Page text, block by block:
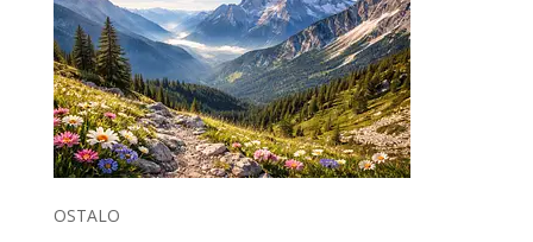
OSTALO